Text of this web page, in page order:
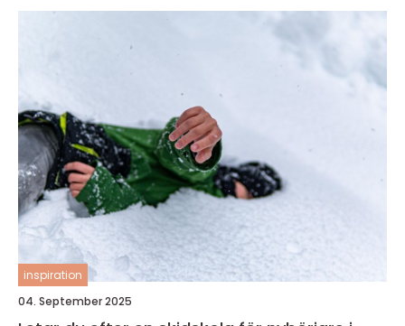
inspiration
04. September 2025